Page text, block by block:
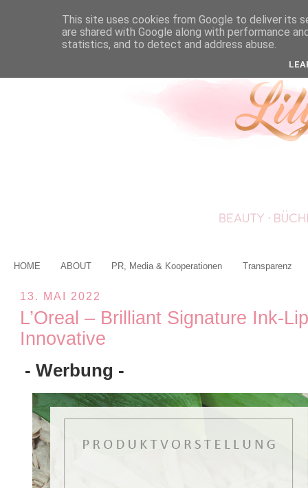
HOME ABOUT PR, Media & Kooperationen Transparenz
13. MAI 2022
L’Oreal – Brilliant Signature Ink-
Innovative
- Werbung -
This site uses cookies from Google to deliver its
are shared with Google along with performance
statistics, and to detect and address abuse.